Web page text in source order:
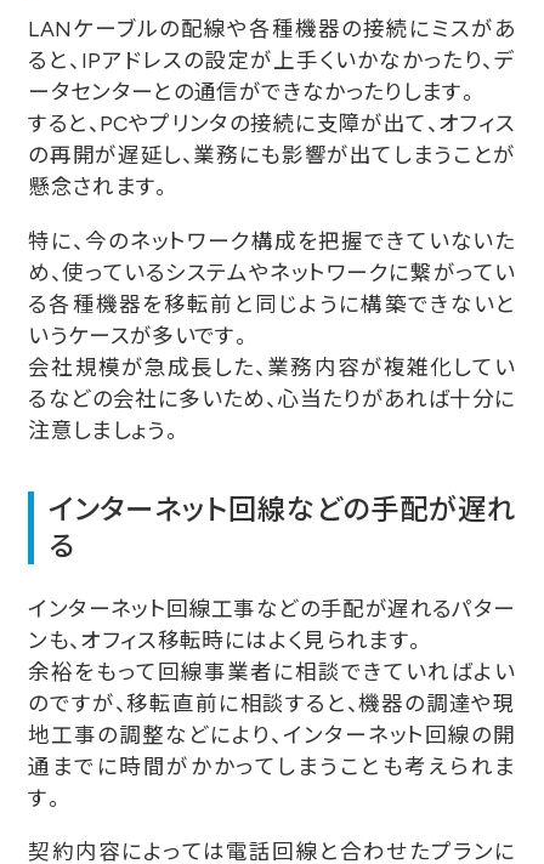
LANケーブルの配線や各種機器の接続にミスがあ
ると、IPアドレスの設定が上手くいかなかったり、デ
ータセンターとの通信ができなかったりします。
すると、PCやプリンタの接続に支障が出て、オフィス
の再開が遅延し、業務にも影響が出てしまうことが
懸念されます。
特に、今のネットワーク構成を把握できていないた
め、使っているシステムやネットワークに繋がってい
る各種機器を移転前と同じように構築できないと
いうケースが多いです。
会社規模が急成長した、業務内容が複雑化してい
るなどの会社に多いため、心当たりがあれば十分に
注意しましょう。
インターネット回線などの手配が遅れ
る
インターネット回線工事などの手配が遅れるパター
ンも、オフィス移転時にはよく見られます。
余裕をもって回線事業者に相談できていればよい
のですが、移転直前に相談すると、機器の調達や現
地工事の調整などにより、インターネット回線の開
通までに時間がかかってしまうことも考えられま
す。
契約内容によっては電話回線と合わせたプランに